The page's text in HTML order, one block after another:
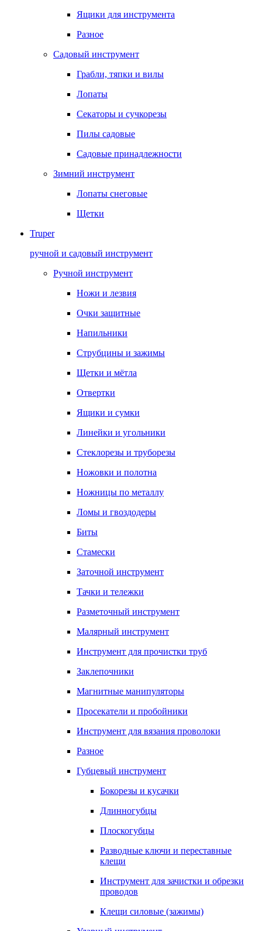
Ящики для инструмента
Разное
Садовый инструмент
Грабли, тяпки и вилы
Лопаты
Секаторы и сучкорезы
Пилы садовые
Садовые принадлежности
Зимний инструмент
Лопаты снеговые
Щетки
Truper
ручной и садовый инструмент
Ручной инструмент
Ножи и лезвия
Очки защитные
Напильники
Струбцины и зажимы
Щетки и мётла
Отвертки
Ящики и сумки
Линейки и угольники
Стеклорезы и труборезы
Ножовки и полотна
Ножницы по металлу
Ломы и гвоздодеры
Биты
Стамески
Заточной инструмент
Тачки и тележки
Разметочный инструмент
Малярный инструмент
Инструмент для прочистки труб
Заклепочники
Магнитные манипуляторы
Просекатели и пробойники
Инструмент для вязания проволоки
Разное
Губцевый инструмент
Бокорезы и кусачки
Длинногубцы
Плоскогубцы
Разводные ключи и переставные
клещи
Инструмент для зачистки и обрезки
проводов
Клещи силовые (зажимы)